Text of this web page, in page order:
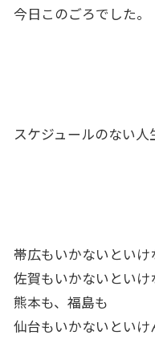
今日このごろでした。
スケジュールのない人
帯広もいかないといけ
佐賀もいかないといけ
熊本も、福島も
仙台もいかないといけ